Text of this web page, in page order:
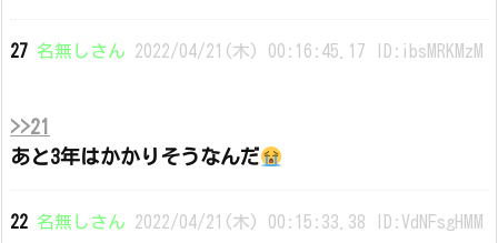
27 名無しさん 2022/04/21(木) 00:16:45.17 ID:ibsMRKMzM
>>21
あと3年はかかりそうなんだ
22 名無しさん 2022/04/21(木) 00:15:33.38 ID:VdNFsgHMM